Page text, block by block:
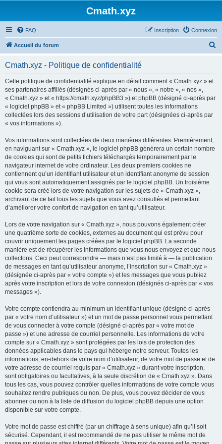
Cmath.xyz
FAQ Connexion
Inscription
Accueil du forum
Cmath.xyz - Politique de confidentialité
Cette politique de confidentialité explique en détail comment « Cmath.xyz » et
ses partenaires affiliés (désignés ci-après par « nous », « notre », « nos »,
« Cmath.xyz » et « https://cmath.xyz/phpBB3 ») et phpBB (désigné ci-après par
« logiciel phpBB » et « phpBB Limited ») utilisent toutes les informations
collectées lors des sessions d’utilisation de votre part (désignées ci-après par
« vos informations »).
Vos informations sont collectées de deux manières différentes. Premièrement,
en naviguant sur « Cmath.xyz », le logiciel phpBB génèrera un certain nombre
de cookies qui sont de petits fichiers téléchargés temporairement par le
navigateur internet de votre ordinateur. Les deux premiers cookies ne
contiennent qu’un identifiant utilisateur et un identifiant anonyme de session
qui vous sont automatiquement assignés par le logiciel phpBB. Un troisième
cookie sera créé lors de votre navigation sur les sujets de « Cmath.xyz »,
archivant de ce fait tous les sujets que vous avez consultés et permettant
d’améliorer votre confort de navigation en tant qu’utilisateur.
Lors de votre navigation sur « Cmath.xyz », nous pouvons également créer
une quatrième sorte de cookies, externes au document qui est prévu pour
couvrir uniquement les pages créées par le logiciel phpBB. La seconde
manière est de récupérer les informations que vous nous envoyez et que nous
collectons. Ceci peut correspondre — mais n’est pas limité à — la publication
de messages en tant qu’utilisateur anonyme, l’inscription sur « Cmath.xyz »
(désignée ci-après par « votre compte ») et les messages que vous publiez
après votre inscription et lors de votre connexion (désignés ci-après par « vos
messages »).
Votre compte contiendra au minimum un identifiant unique (désigné ci-après
par « votre nom d’utilisateur ») et un mot de passe personnel vous permettant
de vous connecter à votre compte (désigné ci-après par « votre mot de
passe ») et une adresse de courriel personnelle. Les informations de votre
compte sur « Cmath.xyz » sont protégées par les lois de protection des
données applicables dans le pays qui héberge notre serveur. Toutes les
informations, en-dehors de votre nom d’utilisateur, de votre mot de passe et de
votre adresse de courriel requis par « Cmath.xyz » durant votre inscription,
sont obligatoires ou facultatives, à la seule discrétion de « Cmath.xyz ». Dans
tous les cas, vous pouvez contrôler quelles informations de votre compte vous
souhaitez rendre publiques ou non. De plus, vous pouvez décider de vous
abonner ou non à la liste de diffusion du logiciel phpBB depuis une option
disponible sur votre compte.
Votre mot de passe est chiffré (par un chiffrage à sens unique) afin qu’il soit
sécurisé. Cependant, il est recommandé de ne pas utiliser le même mot de